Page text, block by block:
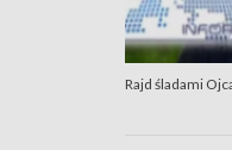
Rajd śladami